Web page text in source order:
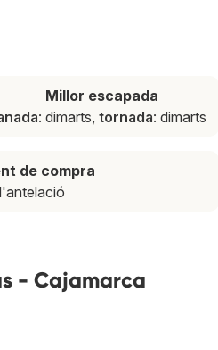
Millor escapada
: dimarts,tornada: dimarts
de compra
- Cajamarca